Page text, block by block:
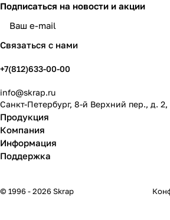
Подписаться на новости и акции
Связаться с нами
+7(812)633-00-00
info@skrap.ru
Санкт-Петербург, 8-й Верхний пер., д. 2,
Продукция
Компания
Информация
Поддержка
© 1996 - 2026 Skrap